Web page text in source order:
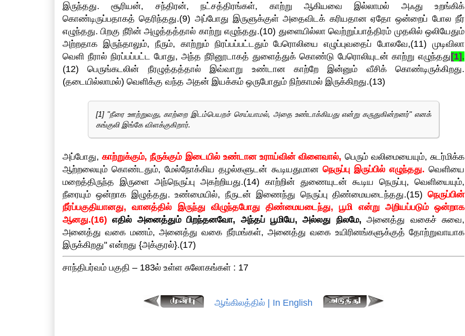
இருந்தது. சூரியன், சந்திரன், நட்சத்திரங்கள், காற்று ஆகியவை இல்லாமல் அஃது உறங்கிக்
கொண்டிருப்பதாகத் தெரிந்தது.(9) அப்போது இருளுக்குள் அதைவிடக் கரியதான ஏதோ ஒன்றைப் போல நீர்
எழுந்தது. பிறகு நீரின் அழுத்தத்தால் காற்று எழுந்தது.(10) துளையில்லா வெற்றுப்பாத்திரம் முதலில் ஒலியேதும்
அற்றதாக இருந்தாலும், நீரும், காற்றும் நிரப்பப்பட்டதும் பேரொலியை எழுப்புவதைப் போலவே,(11) முடிவிலா
வெளி நீரால் நிரப்பப்பட்ட போது, அந்த நீரினூடாகத் துளைத்துக் கொண்டு பேரொலியுடன் காற்று எழுந்தது[1].
(12) பெருங்கடலின் நீரழுத்தத்தால் இவ்வாறு உண்டான காற்றே இன்னும் வீசிக் கொண்டிருக்கிறது.
(தடையில்லாமல்) வெளிக்கு வந்த அதன் இயக்கம் ஒருபோதும் நிற்காமல் இருக்கிறது.(13)
[1] "நீரை ஊற்றுவது, காற்றை இடம்பெயறச் செய்யாமல், அதை உண்டாக்கியது என்று கருதுகின்றனர்" எனக்
கங்குலி இங்கே விளக்குகிறார்.
அப்போது,காற்றுக்கும், நீருக்கும் இடையில் உண்டான உராய்வின் விளைவால், பெரும் வலிமையையும், சுடர்மிக்க
ஆற்றலையும் கொண்டதும், மேல்நோக்கிய தழல்களுடன் கூடியதுமான நெருப்பு இருப்பில் எழுந்தது. வெளியை
மறைத்திருந்த இருளை அந்நெருப்பு அகற்றியது.(14) காற்றின் துணையுடன் கூடிய நெருப்பு, வெளியையும்,
நீரையும் ஒன்றாக இழுத்தது. உண்மையில், நீருடன் இணைந்து நெருப்பு திண்மையடைந்தது.(15) நெருப்பின்
நீர்ப்பகுதியானது, வானத்தில் இருந்து விழுந்தபோது திண்மையடைந்து, பூமி என்று அறியப்படும் ஒன்றாக
ஆனது.(16) எதில் அனைத்தும் பிறந்தனவோ, அந்தப் பூமியே, அல்லது நிலமே, அனைத்து வகைச் சுவை,
அனைத்து வகை மணம், அனைத்து வகை நீர்மங்கள், அனைத்து வகை உயிரினங்களுக்குத் தோற்றுவாயாக
இருக்கிறது" என்றது {அக்குரல்}.(17)
சாந்திபர்வம் பகுதி – 183ல் உள்ள சுலோகங்கள் : 17
ஆங்கிலத்தில் | In English